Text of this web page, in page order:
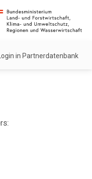
in Partnerdatenbank